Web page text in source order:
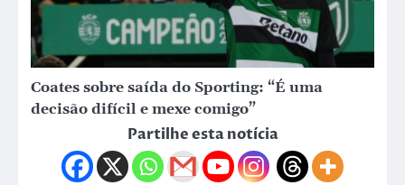
Coates sobre saída do Sporting: “É uma
decisão difícil e mexe comigo”
Partilhe esta notícia